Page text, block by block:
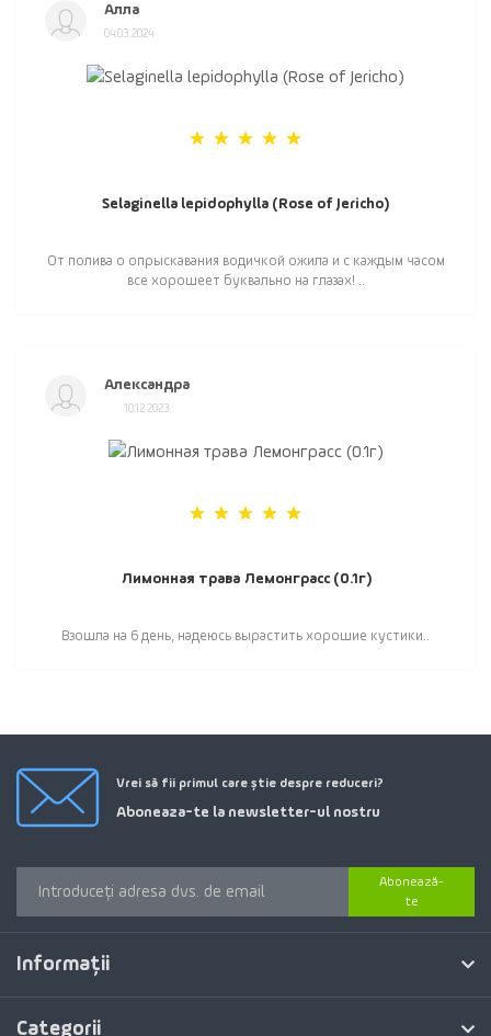
Алла
04.03.2024
Selaginella lepidophylla (Rose of Jericho)
От полива о опрыскавания водичкой ожила и с каждым часом
все хорошеет буквально на глазах! ..
Александра
10.12.2023
Лимонная трава Лемонграсс (0.1г)
Взошла на 6 день, надеюсь вырастить хорошие кустики..
Vrei să fii primul care știe despre reduceri?
Aboneaza-te la newsletter-ul nostru
Abonează-
te
Informaţii
Categorii